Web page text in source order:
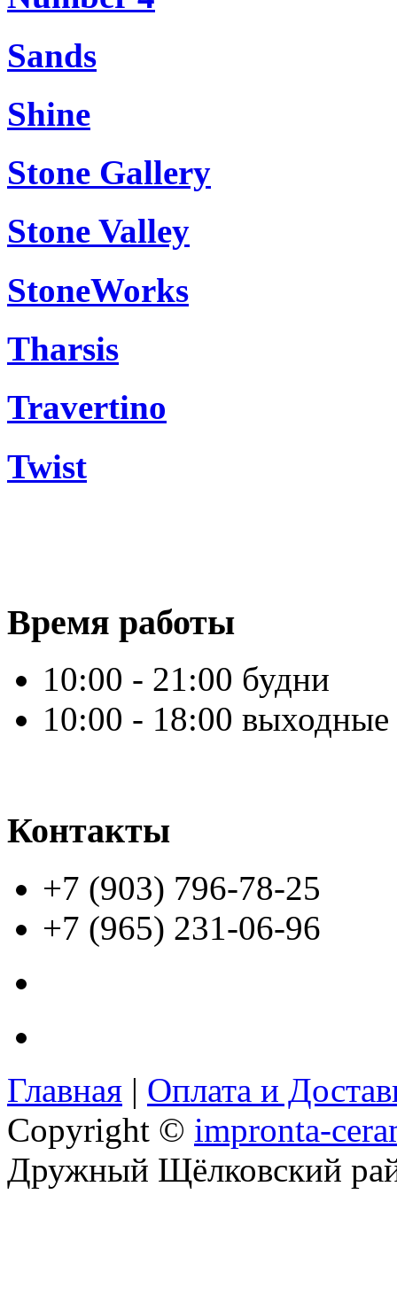
Sands
Shine
Stone Gallery
Stone Valley
StoneWorks
Tharsis
Travertino
Twist
Время работы
10:00 - 21:00 будни
10:00 - 18:00 выходные
Контакты
+7 (903) 796-78-25
+7 (965) 231-06-96
Главная | Оплата и
Copyright © impronta-
Дружный Щёлковский